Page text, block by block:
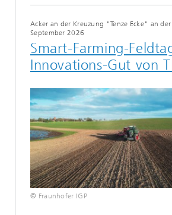
Acker an der Kreuzung "Tenze Ecke" an
September 2026
Smart-Farming-
Innovations-Gut von
© Fraunhofer IGP